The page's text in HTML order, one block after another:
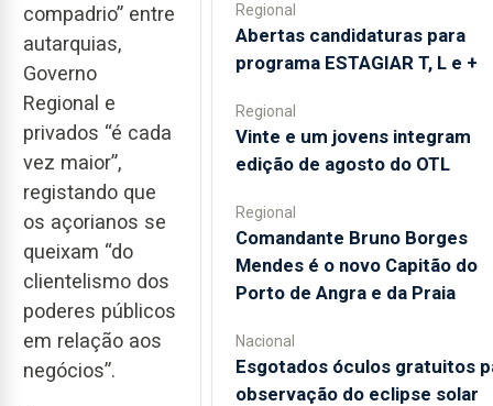
compadrio” entre
autarquias,
Governo
Regional e
privados “é cada
vez maior”,
registando que
os açorianos se
queixam “do
clientelismo dos
poderes públicos
em relação aos
negócios”.
Regional
Abertas candidaturas para
programa ESTAGIAR T, L e +
Regional
Vinte e um jovens integram
edição de agosto do OTL
Regional
Comandante Bruno Borges
Mendes é o novo Capitão do
Porto de Angra e da Praia
Nacional
Esgotados óculos gratuitos
observação do eclipse solar